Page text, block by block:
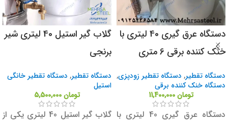
دستگاه عرق گیری 40 لیتری با
خنک کننده برقی 6 متری
دستگاه تقطیر, دستگاه تقطیر زودپزی,
دستگاه خنک کننده برقی
تومان
دستگاه عرق گیری 40 لیتری با
گلاب گیر استیل 40 لیتری شیر
برنجی
دستگاه تقطیر, دستگاه تقطیر خانگی
استیل
تومان
گلاب گیر استیل 40 لیتری یکی از